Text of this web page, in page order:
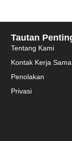
Tautan
Tentang Kami
Kontak Kerja Sama
Penolakan
Privasi